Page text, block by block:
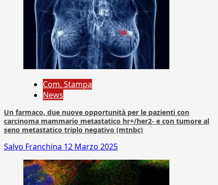
Com. Stampa
News
Un farmaco, due nuove opportunità per le pazienti con
carcinoma mammario metastatico hr+/her2- e con tumore al
seno metastatico triplo negativo (mtnbc)
Salvo Franchina 12 Marzo 2025